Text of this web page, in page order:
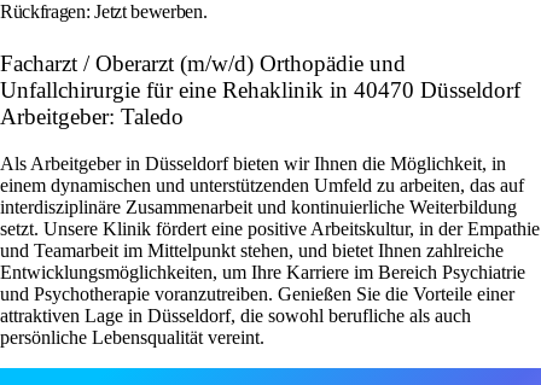
Rückfragen: Jetzt bewerben.
Facharzt / Oberarzt (m/w/d) Orthopädie und
Unfallchirurgie für eine Rehaklinik in 40470 Düsseldorf
Arbeitgeber: Taledo
Als Arbeitgeber in Düsseldorf bieten wir Ihnen die Möglichkeit, in
einem dynamischen und unterstützenden Umfeld zu arbeiten, das auf
interdisziplinäre Zusammenarbeit und kontinuierliche Weiterbildung
setzt. Unsere Klinik fördert eine positive Arbeitskultur, in der Empathie
und Teamarbeit im Mittelpunkt stehen, und bietet Ihnen zahlreiche
Entwicklungsmöglichkeiten, um Ihre Karriere im Bereich Psychiatrie
und Psychotherapie voranzutreiben. Genießen Sie die Vorteile einer
attraktiven Lage in Düsseldorf, die sowohl berufliche als auch
persönliche Lebensqualität vereint.